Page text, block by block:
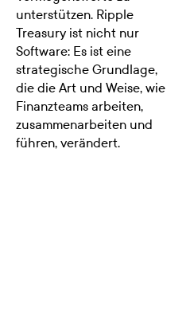
unterstützen. Ripple
Treasury ist nicht nur
Software: Es ist eine
strategische Grundlage,
die die Art und Weise, wie
Finanzteams arbeiten,
zusammenarbeiten und
führen, verändert.